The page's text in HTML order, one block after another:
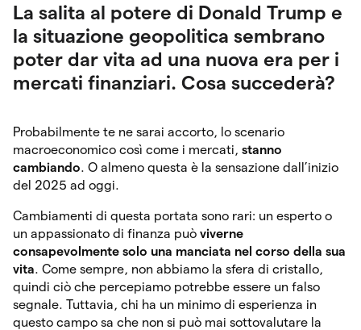
La salita al potere di Donald Trump e
la situazione geopolitica sembrano
poter dar vita ad una nuova era per i
mercati finanziari. Cosa succederà?
Probabilmente te ne sarai accorto, lo scenario
macroeconomico così come i mercati, stanno
cambiando. O almeno questa è la sensazione dall’inizio
del 2025 ad oggi.
Cambiamenti di questa portata sono rari: un esperto o
un appassionato di finanza può viverne
consapevolmente solo una manciata nel corso della sua
vita. Come sempre, non abbiamo la sfera di cristallo,
quindi ciò che percepiamo potrebbe essere un falso
segnale. Tuttavia, chi ha un minimo di esperienza in
questo campo sa che non si può mai sottovalutare la